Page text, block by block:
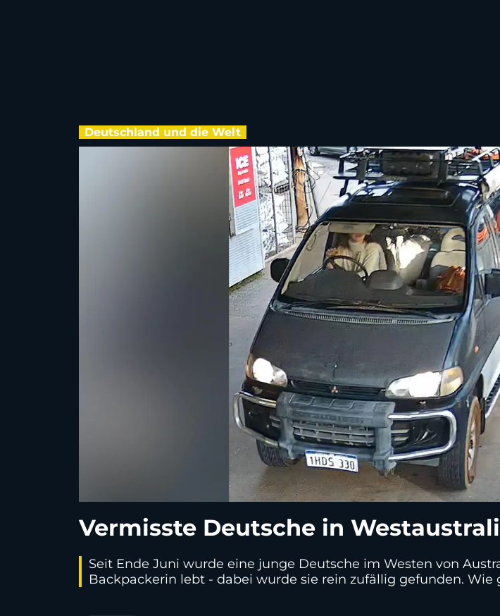
Deutschland und die Welt
Vermisste Deutsche in
Seit Ende Juni wurde eine junge Deutsche im Westen von
Backpackerin lebt - dabei wurde sie rein zufällig gefunden. Wie